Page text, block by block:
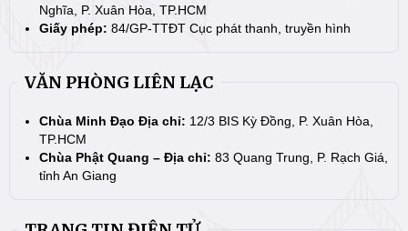
Nghĩa, P. Xuân Hòa, TP.HCM
Giấy phép: 84/GP-TTĐT Cục phát thanh, truyền hình
VĂN PHÒNG LIÊN LẠC
Chùa Minh Đạo Địa chỉ: 12/3 BIS Kỳ Đồng, P. Xuân Hòa,
TP.HCM
Chùa Phật Quang – Địa chỉ: 83 Quang Trung, P. Rạch Giá,
tỉnh An Giang